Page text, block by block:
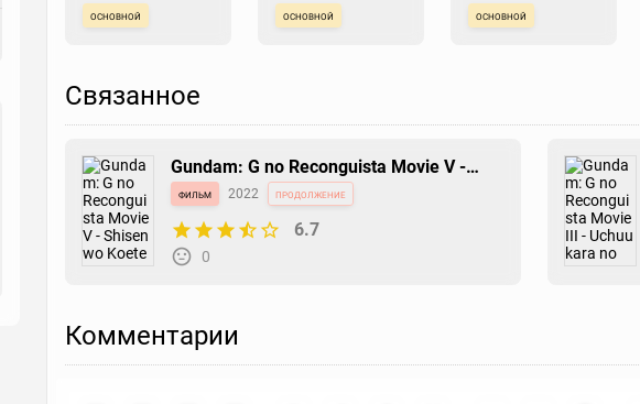
основной основной основной
Связанное
Gundam: G no Reconguista Movie V -
Shisen wo Koete
фильм 2022 продолжение
6.7
0
Комментарии